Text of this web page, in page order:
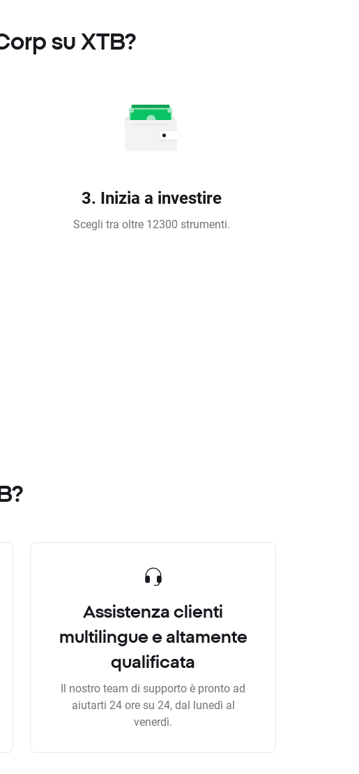
su XTB?
3. Inizia a investire
Scegli tra oltre 12300 strumenti.
Assistenza clienti
multilingue e altamente
qualificata
Il nostro team di supporto è pronto ad
aiutarti 24 ore su 24, dal lunedì al
venerdì.